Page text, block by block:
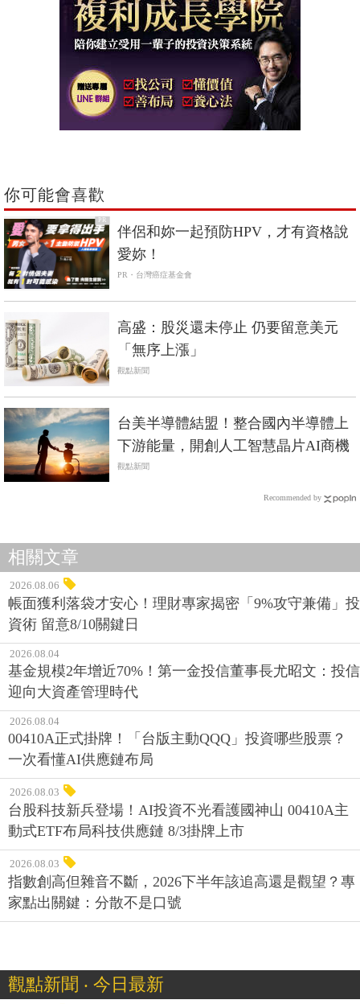
你可能會喜歡
PR
伴侶和妳一起預防HPV，才有資格說
愛妳！
PR・台灣癌症基金會
高盛：股災還未停止 仍要留意美元
「無序上漲」
觀點新聞
台美半導體結盟！整合國內半導體上
下游能量，開創人工智慧晶片AI商機
觀點新聞
Recommended by
相關文章
2026.08.06
帳面獲利落袋才安心！理財專家揭密「9%攻守兼備」投
資術 留意8/10關鍵日
2026.08.04
基金規模2年增近70%！第一金投信董事長尤昭文：投信
迎向大資產管理時代
2026.08.04
00410A正式掛牌！「台版主動QQQ」投資哪些股票？
一次看懂AI供應鏈布局
2026.08.03
台股科技新兵登場！AI投資不光看護國神山 00410A主
動式ETF布局科技供應鏈 8/3掛牌上市
2026.08.03
指數創高但雜音不斷，2026下半年該追高還是觀望？專
家點出關鍵：分散不是口號
觀點新聞 ‧ 今日最新